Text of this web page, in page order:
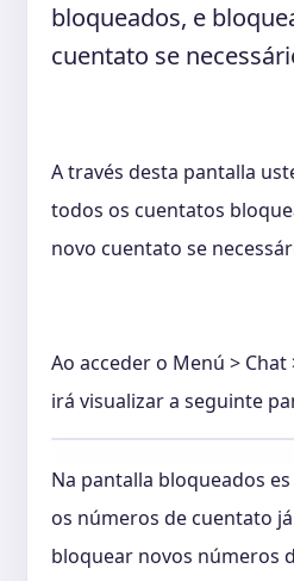
bloqueados, e
cuentato se
A través desta pantalla
todos os cuentatos
novo cuentato se
Ao acceder o Menú >
irá visualizar a seguinte
Na pantalla bloqueados
os números de cuentato
bloquear novos números